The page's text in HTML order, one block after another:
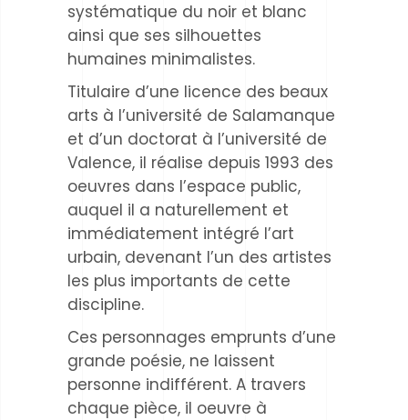
systématique du noir et blanc
ainsi que ses silhouettes
humaines minimalistes.
Titulaire d’une licence des beaux
arts à l’université de Salamanque
et d’un doctorat à l’université de
Valence, il réalise depuis 1993 des
oeuvres dans l’espace public,
auquel il a naturellement et
immédiatement intégré l’art
urbain, devenant l’un des artistes
les plus importants de cette
discipline.
Ces personnages emprunts d’une
grande poésie, ne laissent
personne indifférent. A travers
chaque pièce, il oeuvre à